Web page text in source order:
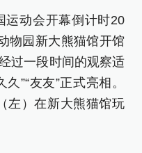
运动会开幕倒计时20
物园新大熊猫馆开馆
过一段时间的观察适
”“友友”正式亮相。
左）在新大熊猫馆玩